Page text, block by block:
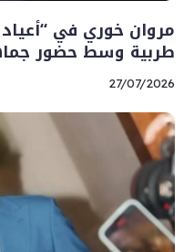
مروان خوري في
طربية وسط حضور
27/07/2026